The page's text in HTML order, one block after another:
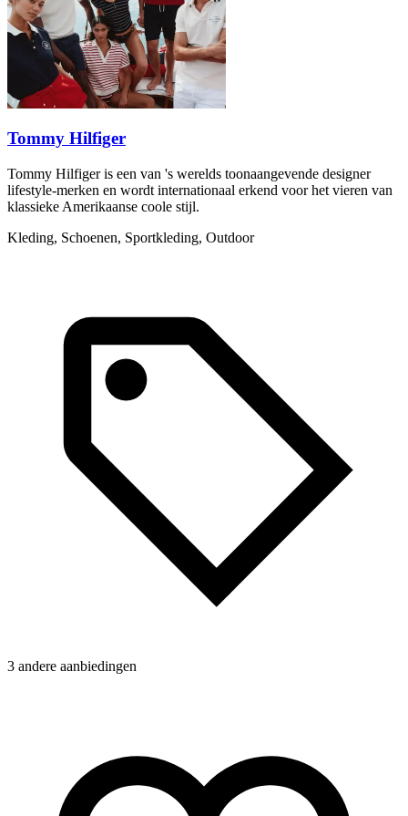
Tommy Hilfiger
Tommy Hilfiger is een van 's werelds toonaangevende designer
lifestyle-merken en wordt internationaal erkend voor het vieren van
klassieke Amerikaanse coole stijl.
Kleding, Schoenen, Sportkleding, Outdoor
3 andere aanbiedingen